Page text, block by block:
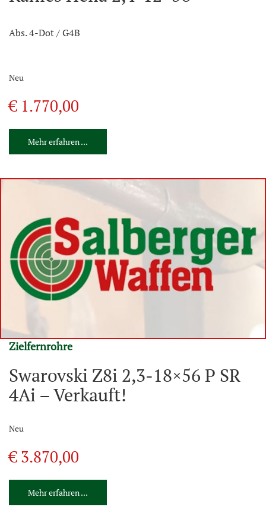
Abs. 4-Dot / G4B
Neu
€ 1.770,00
Mehr erfahren ...
Zielfernrohre
Swarovski Z8i 2,3-18×56 P SR
4Ai – Verkauft!
Neu
€ 3.870,00
Mehr erfahren ...